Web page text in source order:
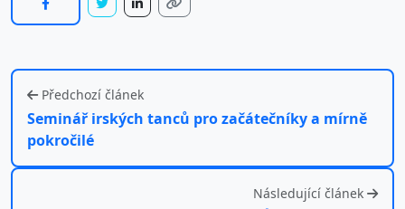
Předchozí článek
Seminář irských tanců pro začátečníky a mírně
pokročilé
Následující článek